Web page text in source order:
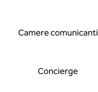
Camere comunicanti
Concierge